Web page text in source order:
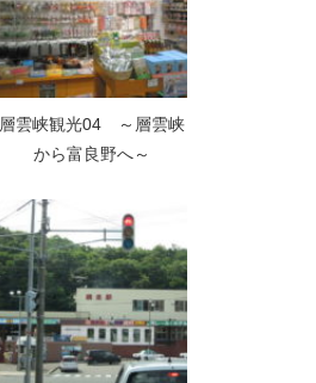
層雲峡観光04 ～層雲峡
から富良野へ～